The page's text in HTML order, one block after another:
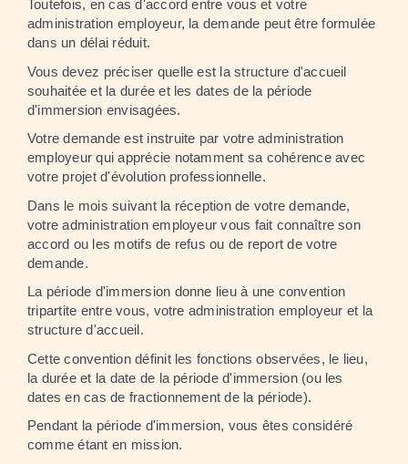
Toutefois, en cas d'accord entre vous et votre
administration employeur, la demande peut être formulée
dans un délai réduit.
Vous devez préciser quelle est la structure d'accueil
souhaitée et la durée et les dates de la période
d'immersion envisagées.
Votre demande est instruite par votre administration
employeur qui apprécie notamment sa cohérence avec
votre projet d'évolution professionnelle.
Dans le mois suivant la réception de votre demande,
votre administration employeur vous fait connaître son
accord ou les motifs de refus ou de report de votre
demande.
La période d'immersion donne lieu à une convention
tripartite entre vous, votre administration employeur et la
structure d'accueil.
Cette convention définit les fonctions observées, le lieu,
la durée et la date de la période d'immersion (ou les
dates en cas de fractionnement de la période).
Pendant la période d'immersion, vous êtes considéré
comme étant en mission.